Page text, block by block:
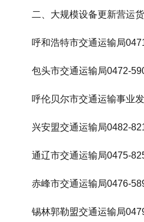
二、大规模设备更新营运货
呼和浩特市交通运输局
包头市交通运输局0472-
呼伦贝尔市交通运输事业发
兴安盟交通运输局0482-
通辽市交通运输局0475-
赤峰市交通运输局0476-
锡林郭勒盟交通运输局